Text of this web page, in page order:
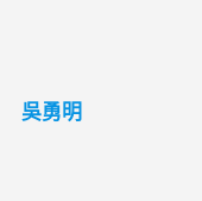
吳勇明